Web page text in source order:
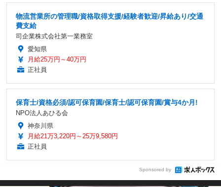
物流営業所の管理職/資格取得支援/経験者歓迎/昇給あり/交通
費支給
司企業株式会社第一業務室
愛知県
月給25万円～40万円
正社員
保育士/資格必須/認可保育園/保育士/認可保育園/賞与4か月!
NPO法人あひる会
神奈川県
月給21万3,220円～25万9,580円
正社員
Sponsored by